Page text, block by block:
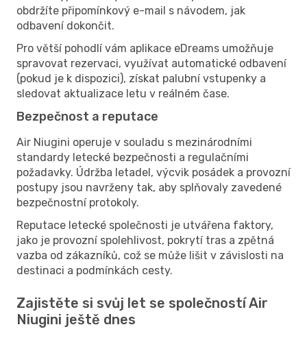
obdržíte připomínkový e-mail s návodem, jak
odbavení dokončit.
Pro větší pohodlí vám aplikace eDreams umožňuje
spravovat rezervaci, využívat automatické odbavení
(pokud je k dispozici), získat palubní vstupenky a
sledovat aktualizace letu v reálném čase.
Bezpečnost a reputace
Air Niugini operuje v souladu s mezinárodními
standardy letecké bezpečnosti a regulačními
požadavky. Údržba letadel, výcvik posádek a provozní
postupy jsou navrženy tak, aby splňovaly zavedené
bezpečnostní protokoly.
Reputace letecké společnosti je utvářena faktory,
jako je provozní spolehlivost, pokrytí tras a zpětná
vazba od zákazníků, což se může lišit v závislosti na
destinaci a podmínkách cesty.
Zajistěte si svůj let se společností Air
Niugini ještě dnes